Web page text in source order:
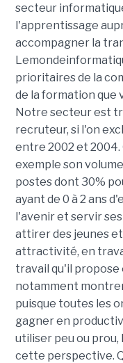
secteur
l'apprentissage
accompagner la
prioritaires de la
de la formation que
Notre secteur est
recruteur, si l'on
entre 2002 et
exemple son
postes dont 30%
ayant de 0 à 2 ans
l'avenir et servir
attirer des jeunes
attractivité, en
travail qu'il propose
notamment
puisque toutes les
gagner en
utiliser peu ou
cette perspective.